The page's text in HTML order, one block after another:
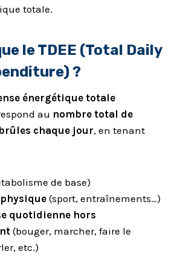
totale.
le TDEE (Total Daily
?
énergétique totale
au nombre total de
chaque jour, en tenant
de base)
(sport, entraînements…)
quotidienne hors
(bouger, marcher, faire le
etc.)